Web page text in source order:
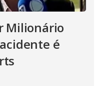
Milionário
é